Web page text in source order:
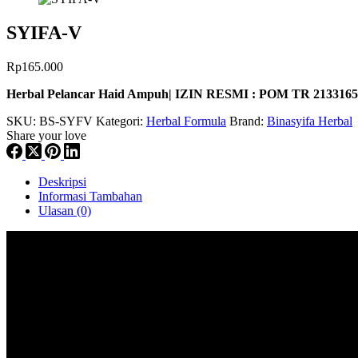
SYIFA-V
Rp165.000
Herbal Pelancar Haid Ampuh| IZIN RESMI : POM TR
SKU: BS-SYFV Kategori: Herbal Formula Brand: Binasyifa Herbal
Share your love
Deskripsi
Informasi Tambahan
Ulasan (0)